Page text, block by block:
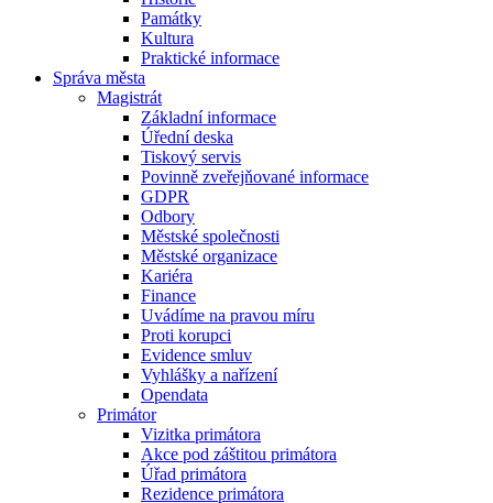
Památky
Kultura
Praktické informace
Správa města
Magistrát
Základní informace
Úřední deska
Tiskový servis
Povinně zveřejňované informace
GDPR
Odbory
Městské společnosti
Městské organizace
Kariéra
Finance
Uvádíme na pravou míru
Proti korupci
Evidence smluv
Vyhlášky a nařízení
Opendata
Primátor
Vizitka primátora
Akce pod záštitou primátora
Úřad primátora
Rezidence primátora